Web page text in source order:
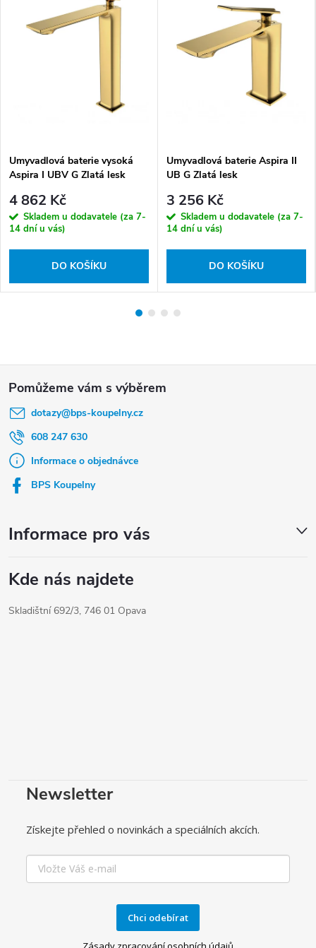
Umyvadlová baterie vysoká
Aspira I UBV G Zlatá lesk
4 862 Kč
Skladem u dodavatele (za 7-
14 dní u vás)
DO KOŠÍKU
Umyvadlová baterie Aspira II
UB G Zlatá lesk
3 256 Kč
Skladem u dodavatele (za 7-
14 dní u vás)
DO KOŠÍKU
dotazy@bps-koupelny.cz
608 247 630
Informace o objednávce
BPS Koupelny
Informace pro vás
Kde nás najdete
Skladištní 692/3, 746 01 Opava
Newsletter
Získejte přehled o novinkách a speciálních akcích.
Chci odebírat